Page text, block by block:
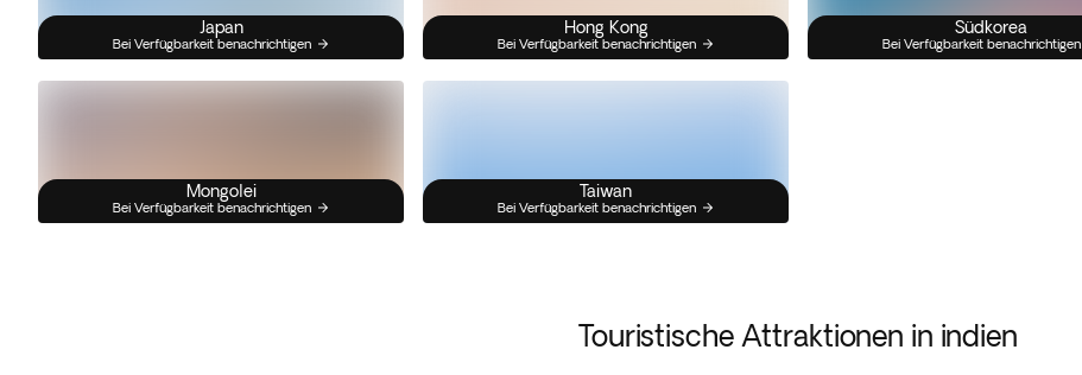
Japan
Bei Verfügbarkeit benachrichtigen
Hong Kong
Bei Verfügbarkeit benachrichtigen
Südkorea
Bei Verfügbarkeit benachrichtigen
Mongolei
Bei Verfügbarkeit benachrichtigen
Taiwan
Bei Verfügbarkeit benachrichtigen
Touristische Attraktionen in indien